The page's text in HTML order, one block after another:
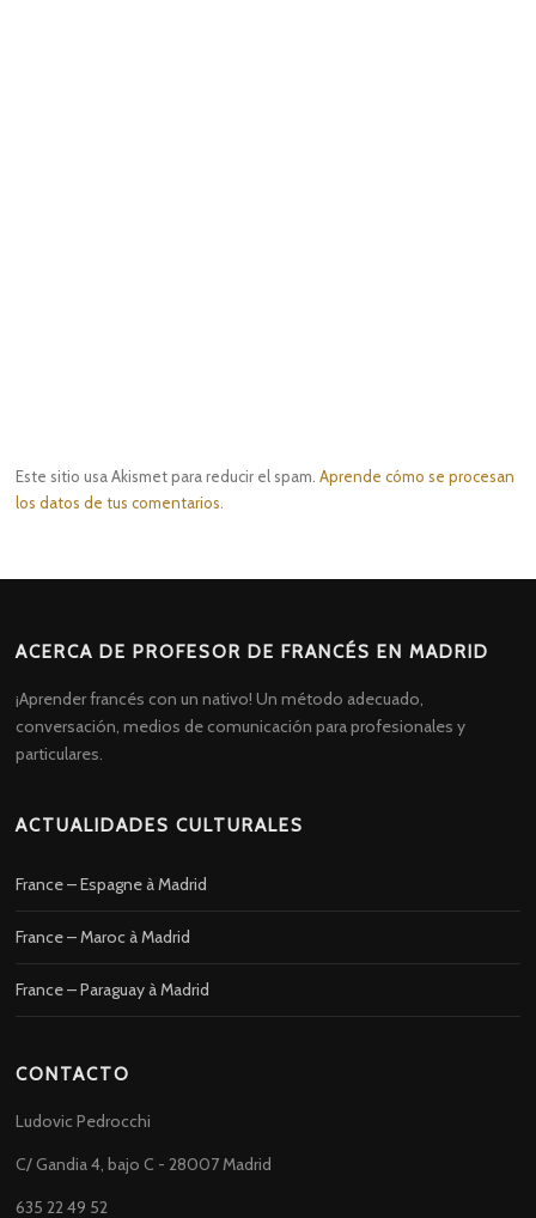
Este sitio usa Akismet para reducir el spam.Aprende cómo se procesan
los datos de tus comentarios.
ACERCA DE PROFESOR DE FRANCÉS EN MADRID
¡Aprender francés con un nativo! Un método adecuado,
conversación, medios de comunicación para profesionales y
particulares.
ACTUALIDADES CULTURALES
France – Espagne à Madrid
France – Maroc à Madrid
France – Paraguay à Madrid
CONTACTO
Ludovic Pedrocchi
C/ Gandia 4, bajo C - 28007 Madrid
635 22 49 52